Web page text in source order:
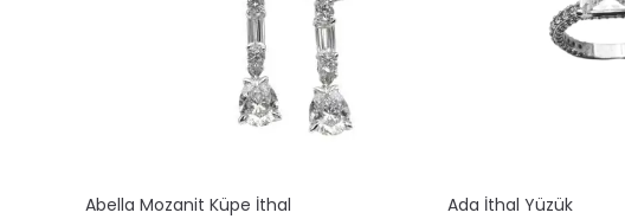
Abella Mozanit Küpe İthal Ada İthal Yüzük